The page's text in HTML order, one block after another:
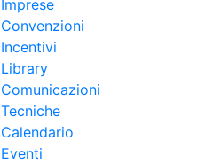
Imprese
Convenzioni
Incentivi
Library
Comunicazioni
Tecniche
Calendario
Eventi